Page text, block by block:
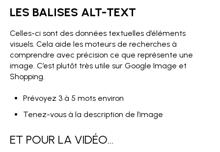
LES BALISES ALT-TEXT
Celles-ci sont des données textuelles d’éléments
visuels. Cela aide les moteurs de recherches à
comprendre avec précision ce que représente une
image. C’est plutôt très utile sur Google Image et
Shopping.
Prévoyez 3 à 5 mots environ
Tenez-vous à la description de l’image
ET POUR LA VIDÉO…